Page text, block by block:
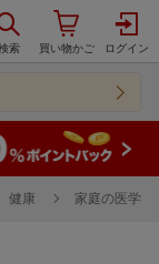
健康 家庭の医学